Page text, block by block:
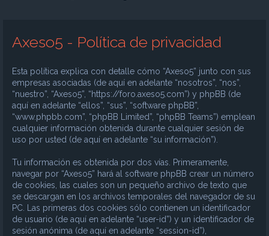
Axeso5 - Política de privacidad
Esta política explica con detalle cómo “Axeso5” junto con sus
empresas asociadas (de aquí en adelante “nosotros”, “nos”,
“nuestro”, “Axeso5”, “https://foro.axeso5.com”) y phpBB (de
aquí en adelante “ellos”, “sus”, “software phpBB”,
“www.phpbb.com”, “phpBB Limited”, “phpBB Teams”) emplean
cualquier información obtenida durante cualquier sesión de
uso por usted (de aquí en adelante “su información”).
Tu información es obtenida por dos vías. Primeramente,
navegar por “Axeso5” hará al software phpBB crear un número
de cookies, las cuales son un pequeño archivo de texto que
se descargan en los archivos temporales del navegador de su
PC. Las primeras dos cookies sólo contienen un identificador
de usuario (de aquí en adelante “user-id”) y un identificador de
sesión anónima (de aquí en adelante “session-id”),